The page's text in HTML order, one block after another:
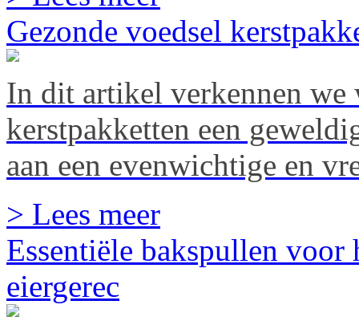
Gezonde voedsel
In dit artikel verkennen we
kerstpakketten een
aan een evenwichtige en
> Lees meer
Essentiële bakspullen
eiergerec